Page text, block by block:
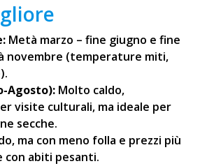
Metà marzo – fine giugno e fine
novembre (temperature miti,
Agosto): Molto caldo,
visite culturali, ma ideale per
secche.
ma con meno folla e prezzi più
con abiti pesanti.